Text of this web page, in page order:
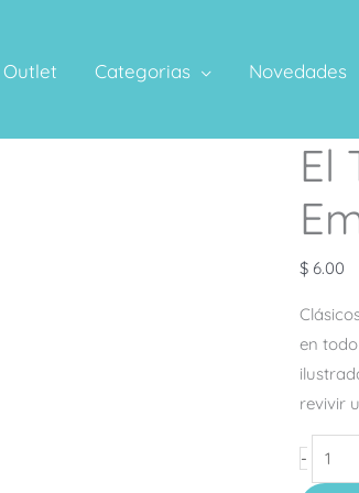
Outlet Categorias Novedades
El
$ 6.00
en
revivir
-
El
Traje
Nuevo
del